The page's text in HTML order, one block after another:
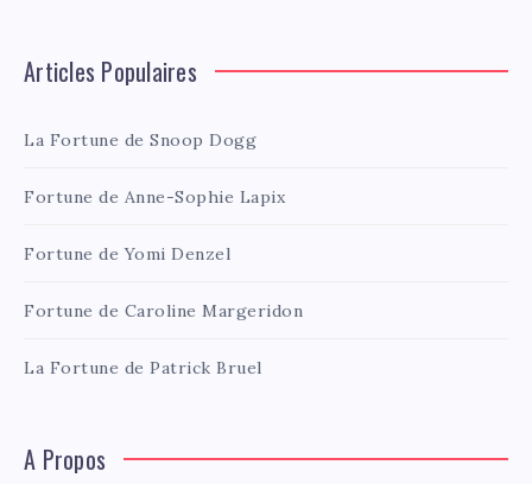
Articles Populaires
La Fortune de Snoop Dogg
Fortune de Anne-Sophie Lapix
Fortune de Yomi Denzel
Fortune de Caroline Margeridon
La Fortune de Patrick Bruel
A Propos